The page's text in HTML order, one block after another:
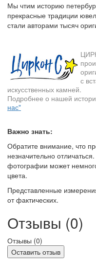
Мы чтим историю
прекрасные традиции
стали авторами тысяч
с
искусственных камней.
Подробнее о нашей
нас"
Важно знать:
Обратите внимание, что
незначительно
фотографии может
цвета.
Представленные
от фактических.
Отзывы (0)
Отзывы (0)
Оставить отзыв